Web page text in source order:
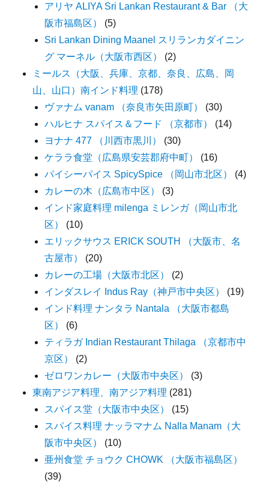
アリヤ ALIYA Sri Lankan Restaurant & Bar （大
阪市福島区）
(5)
Sri Lankan Dining Maanel スリランカダイニン
グ マーネル（大阪市西区）
(2)
ミールス（大阪、兵庫、京都、奈良、広島、岡
山、山口）南インド料理 (178)
ヴァナム vanam （奈良市矢田原町）
(30)
ハルヒナ スパイス＆フード （京都市）
(14)
ヨナナ 477 （川西市黒川）
(30)
ケララ食堂（広島県安芸郡府中町）
(16)
パイシーパイス SpicySpice （岡山市北区）
(4)
カレーの木（広島市中区）
(3)
インド家庭料理 milenga ミレンガ（岡山市北
区）
(10)
エリックサウス ERICK SOUTH （大阪市、名
古屋市）
(20)
カレーの工場（大阪市北区）
(2)
インダスレイ Indus Ray（神戸市中央区）
(19)
インド料理 ナンタラ Nantala （大阪市都島
区）
(6)
ティラガ Indian Restaurant Thilaga （京都市中
京区）
(2)
ゼロワンカレー（大阪市中央区）
(3)
東南アジア料理、南アジア料理 (281)
スパイス堂（大阪市中央区）
(15)
スパイス料理 ナッラマナム Nalla Manam（大
阪市中央区）
(10)
亜州食堂 チョウク CHOWK （大阪市福島区）
(39)